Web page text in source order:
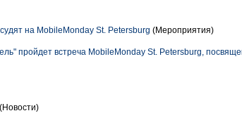
на MobileMonday St. Petersburg (Мероприятия)
пройдет встреча MobileMonday St. Petersburg,
(Новости)